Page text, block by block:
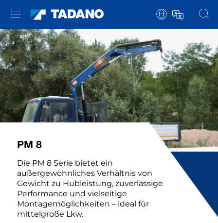
PM 8
Die PM 8 Serie bietet ein
außergewöhnliches Verhältnis von
Gewicht zu Hubleistung, zuverlässige
Performance und vielseitige
Montagemöglichkeiten – ideal für
mittelgroße Lkw.